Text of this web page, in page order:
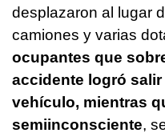
desplazaron al lugar
camiones y varias
ocupantes que
accidente logró
vehículo, mientras
semiinconsciente,